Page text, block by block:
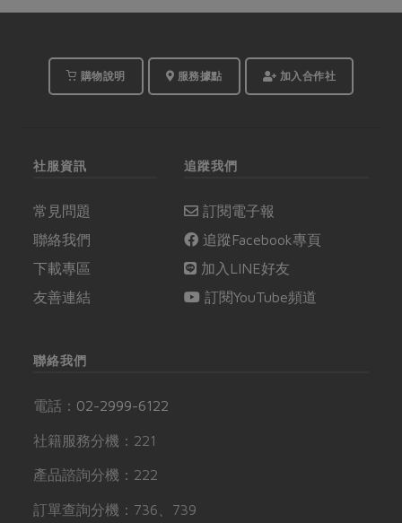
購物說明 服務據點 加入合作社
社服資訊
常見問題
聯絡我們
下載專區
友善連結
追蹤我們
訂閱電子報
追蹤Facebook專頁
加入LINE好友
訂閱YouTube頻道
聯絡我們
電話： 02-2999-6122
社籍服務分機：221
產品諮詢分機：222
訂單查詢分機：736、739